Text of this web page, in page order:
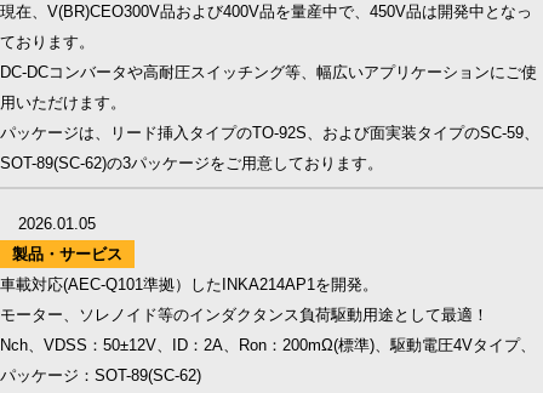
現在、V(BR)CEO300V品および400V品を量産中で、450V品は開発中となっ
ております。
DC-DCコンバータや高耐圧スイッチング等、幅広いアプリケーションにご使
用いただけます。
パッケージは、リード挿入タイプのTO-92S、および面実装タイプのSC-59、
SOT-89(SC-62)の3パッケージをご用意しております。
2026.01.05
製品・サービス
車載対応(AEC-Q101準拠）したINKA214AP1を開発。
モーター、ソレノイド等のインダクタンス負荷駆動用途として最適！
Nch、VDSS：50±12V、ID：2A、Ron：200mΩ(標準)、駆動電圧4Vタイプ、
パッケージ：SOT-89(SC-62)